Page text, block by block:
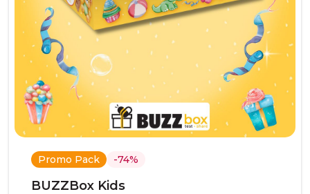
Promo Pack -74%
BUZZBox Kids